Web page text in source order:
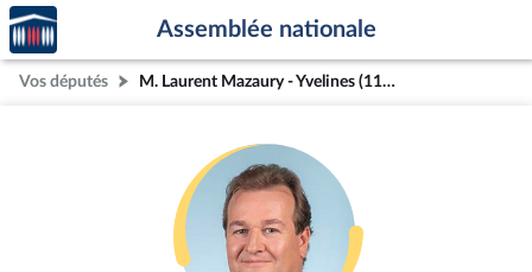
Aller au contenu
Aller en bas de la page
Accèder
à la
page
d'accueil
Assemblée nationale
Vos députés M. Laurent Mazaury - Yvelines (11e circonscription)